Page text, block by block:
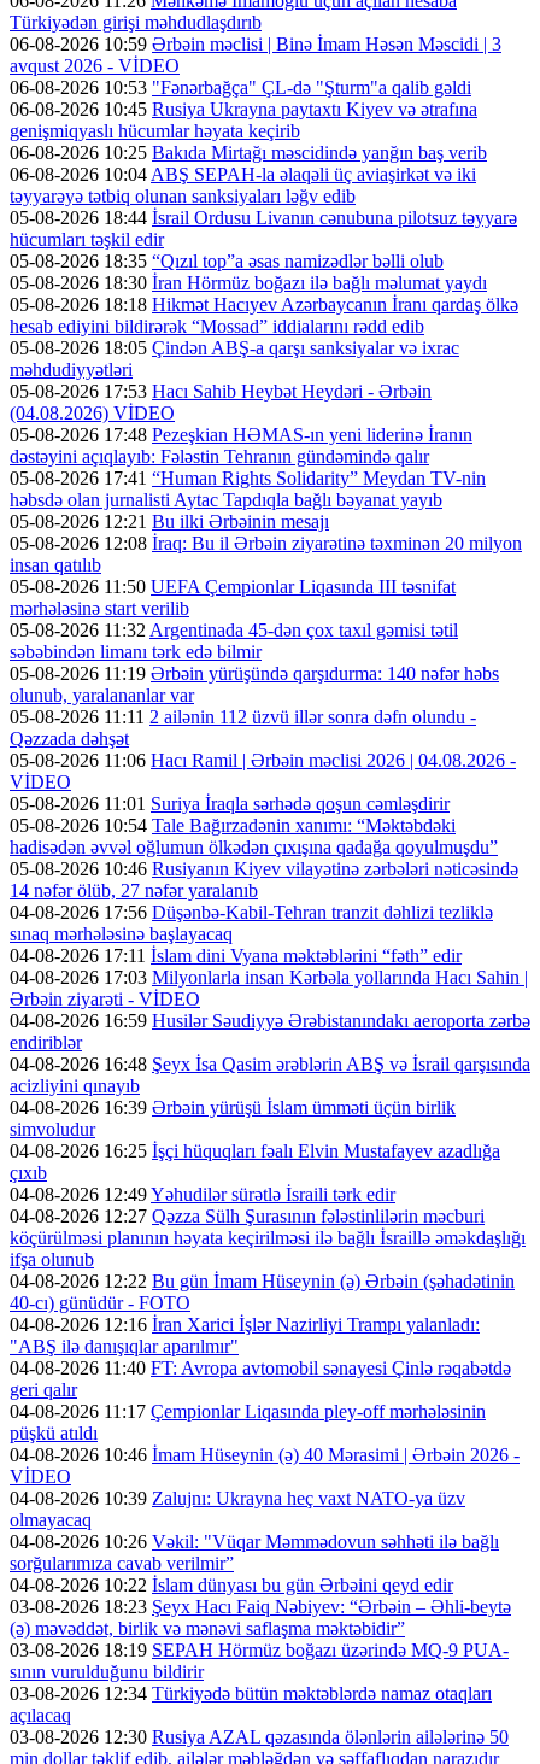
Türkiyədən girişi məhdudlaşdırıb
06-08-2026 10:59 Ərbəin məclisi | Binə İmam Həsən Məscidi | 3
avqust 2026 - VİDEO
06-08-2026 10:53 "Fənərbağça" ÇL-də "Şturm"a qalib gəldi
06-08-2026 10:45 Rusiya Ukrayna paytaxtı Kiyev və ətrafına
genişmiqyaslı hücumlar həyata keçirib
06-08-2026 10:25 Bakıda Mirtağı məscidində yanğın baş verib
06-08-2026 10:04 ABŞ SEPAH-la əlaqəli üç aviaşirkət və iki
təyyarəyə tətbiq olunan sanksiyaları ləğv edib
05-08-2026 18:44 İsrail Ordusu Livanın cənubuna pilotsuz təyyarə
hücumları təşkil edir
05-08-2026 18:35 “Qızıl top”a əsas namizədlər bəlli olub
05-08-2026 18:30 İran Hörmüz boğazı ilə bağlı məlumat yaydı
05-08-2026 18:18 Hikmət Hacıyev Azərbaycanın İranı qardaş ölkə
hesab ediyini bildirərək “Mossad” iddialarını rədd edib
05-08-2026 18:05 Çindən ABŞ-a qarşı sanksiyalar və ixrac
məhdudiyyətləri
05-08-2026 17:53 Hacı Sahib Heybət Heydəri - Ərbəin
(04.08.2026) VİDEO
05-08-2026 17:48 Pezeşkian HƏMAS-ın yeni liderinə İranın
dəstəyini açıqlayıb: Fələstin Tehranın gündəmində qalır
05-08-2026 17:41 “Human Rights Solidarity” Meydan TV-nin
həbsdə olan jurnalisti Aytac Tapdıqla bağlı bəyanat yayıb
05-08-2026 12:21 Bu ilki Ərbəinin mesajı
05-08-2026 12:08 İraq: Bu il Ərbəin ziyarətinə təxminən 20 milyon
insan qatılıb
05-08-2026 11:50 UEFA Çempionlar Liqasında III təsnifat
mərhələsinə start verilib
05-08-2026 11:32 Argentinada 45-dən çox taxıl gəmisi tətil
səbəbindən limanı tərk edə bilmir
05-08-2026 11:19 Ərbəin yürüşündə qarşıdurma: 140 nəfər həbs
olunub, yaralananlar var
05-08-2026 11:11 2 ailənin 112 üzvü illər sonra dəfn olundu -
Qəzzada dəhşət
05-08-2026 11:06 Hacı Ramil | Ərbəin məclisi 2026 | 04.08.2026 -
VİDEO
05-08-2026 11:01 Suriya İraqla sərhədə qoşun cəmləşdirir
05-08-2026 10:54 Tale Bağırzadənin xanımı: “Məktəbdəki
hadisədən əvvəl oğlumun ölkədən çıxışına qadağa qoyulmuşdu”
05-08-2026 10:46 Rusiyanın Kiyev vilayətinə zərbələri nəticəsində
14 nəfər ölüb, 27 nəfər yaralanıb
04-08-2026 17:56 Düşənbə-Kabil-Tehran tranzit dəhlizi tezliklə
sınaq mərhələsinə başlayacaq
04-08-2026 17:11 İslam dini Vyana məktəblərini “fəth” edir
04-08-2026 17:03 Milyonlarla insan Kərbəla yollarında Hacı Sahin |
Ərbəin ziyarəti - VİDEO
04-08-2026 16:59 Husilər Səudiyyə Ərəbistanındakı aeroporta zərbə
endiriblər
04-08-2026 16:48 Şeyx İsa Qasim ərəblərin ABŞ və İsrail qarşısında
acizliyini qınayıb
04-08-2026 16:39 Ərbəin yürüşü İslam ümməti üçün birlik
simvoludur
04-08-2026 16:25 İşçi hüquqları fəalı Elvin Mustafayev azadlığa
çıxıb
04-08-2026 12:49Yəhudilər sürətlə İsraili tərk edir
04-08-2026 12:27 Qəzza Sülh Şurasının fələstinlilərin məcburi
köçürülməsi planının həyata keçirilməsi ilə bağlı İsraillə əməkdaşlığı
ifşa olunub
04-08-2026 12:22 Bu gün İmam Hüseynin (ə) Ərbəin (şəhadətinin
40-cı) günüdür - FOTO
04-08-2026 12:16 İran Xarici İşlər Nazirliyi Trampı yalanladı:
"ABŞ ilə danışıqlar aparılmır"
04-08-2026 11:40 FT: Avropa avtomobil sənayesi Çinlə rəqabətdə
geri qalır
04-08-2026 11:17 Çempionlar Liqasında pley-off mərhələsinin
püşkü atıldı
04-08-2026 10:46 İmam Hüseynin (ə) 40 Mərasimi | Ərbəin 2026 -
VİDEO
04-08-2026 10:39 Zalujnı: Ukrayna heç vaxt NATO-ya üzv
olmayacaq
04-08-2026 10:26 Vəkil: "Vüqar Məmmədovun səhhəti ilə bağlı
sorğularımıza cavab verilmir”
04-08-2026 10:22 İslam dünyası bu gün Ərbəini qeyd edir
03-08-2026 18:23 Şeyx Hacı Faiq Nəbiyev: “Ərbəin – Əhli-beytə
(ə) məvəddət, birlik və mənəvi saflaşma məktəbidir”
03-08-2026 18:19 SEPAH Hörmüz boğazı üzərində MQ-9 PUA-
sının vurulduğunu bildirir
03-08-2026 12:34 Türkiyədə bütün məktəblərdə namaz otaqları
açılacaq
03-08-2026 12:30 Rusiya AZAL qəzasında ölənlərin ailələrinə 50
min dollar təklif edib, ailələr məbləğdən və şəffaflıqdan narazıdır